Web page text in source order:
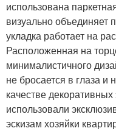
использована
визуально
укладка работает на
Расположенная на
минималистичного
не бросается в глаза и
качестве
использовали
эскизам хозяйки